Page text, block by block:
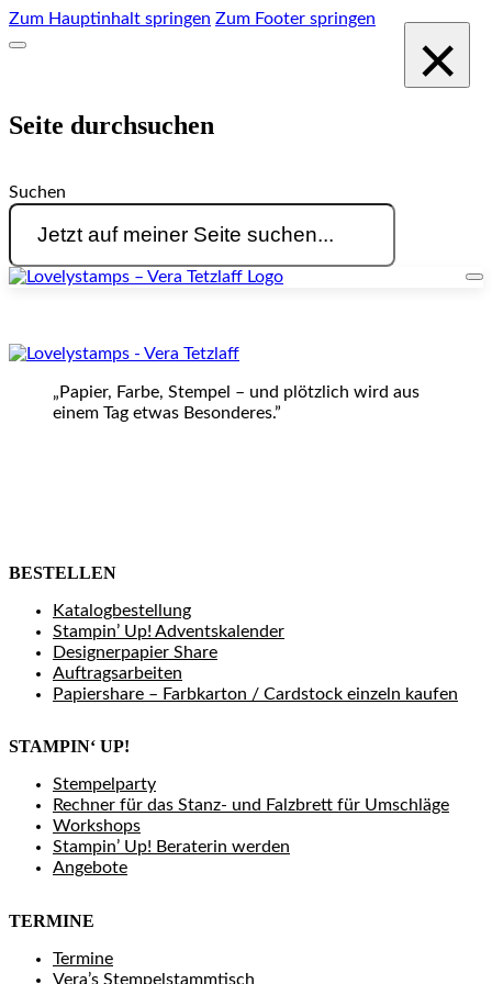
Zum Hauptinhalt springen Zum Footer springen
Seite durchsuchen
Suchen
×
„Papier, Farbe, Stempel – und plötzlich wird aus
einem Tag etwas Besonderes.”
BESTELLEN
Katalogbestellung
Stampin’ Up! Adventskalender
Designerpapier Share
Auftragsarbeiten
Papiershare – Farbkarton / Cardstock einzeln kaufen
STAMPIN‘ UP!
Stempelparty
Rechner für das Stanz- und Falzbrett für Umschläge
Workshops
Stampin’ Up! Beraterin werden
Angebote
TERMINE
Termine
Vera’s Stempelstammtisch